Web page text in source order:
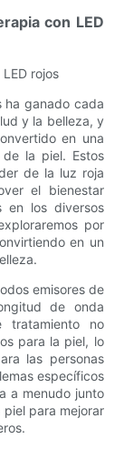
con LED
rojos
ha ganado cada
y la belleza, y
en una
la piel. Estos
de la luz roja
el bienestar
en los diversos
por
en un
emisores de
de onda
tratamiento no
para la piel, lo
las personas
específicos
a menudo junto
para mejorar